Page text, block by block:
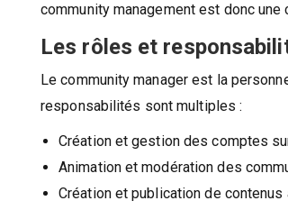
community management est donc
Les rôles et
Le community manager est la
responsabilités sont multiples :
Création et gestion des comptes
Animation et modération des
Création et publication de